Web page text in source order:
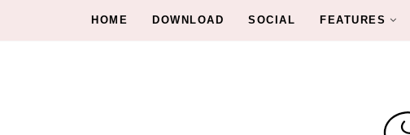
HOME DOWNLOAD SOCIAL FEATURES